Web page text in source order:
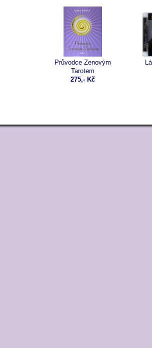
Průvodce Zenovým
Tarotem
275,- Kč